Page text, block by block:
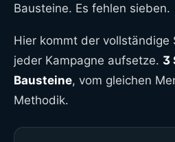
Bausteine. Es fehlen sieben.
Hier kommt der vollständige
jeder Kampagne aufsetze. 3
Bausteine, vom gleichen
Methodik.